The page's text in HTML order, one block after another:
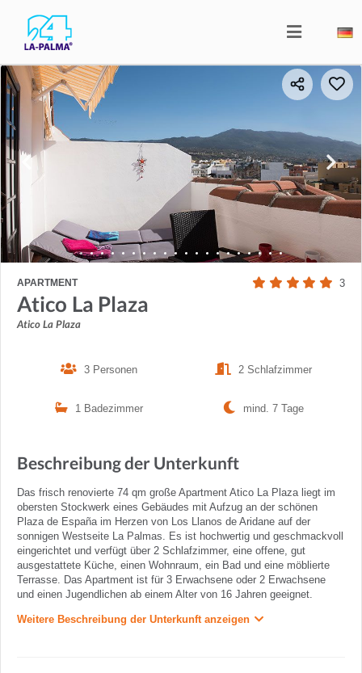
APARTMENT 3
Atico La Plaza
Atico La Plaza
3 Personen 2 Schlafzimmer
1 Badezimmer mind. 7 Tage
Beschreibung der Unterkunft
Das frisch renovierte 74 qm große Apartment Atico La Plaza liegt im
obersten Stockwerk eines Gebäudes mit Aufzug an der schönen
Plaza de España im Herzen von Los Llanos de Aridane auf der
sonnigen Westseite La Palmas. Es ist hochwertig und geschmackvoll
eingerichtet und verfügt über 2 Schlafzimmer, eine offene, gut
ausgestattete Küche, einen Wohnraum, ein Bad und eine möblierte
Terrasse. Das Apartment ist für 3 Erwachsene oder 2 Erwachsene
und einen Jugendlichen ab einem Alter von 16 Jahren geeignet.
Weitere Beschreibung der Unterkunft anzeigen